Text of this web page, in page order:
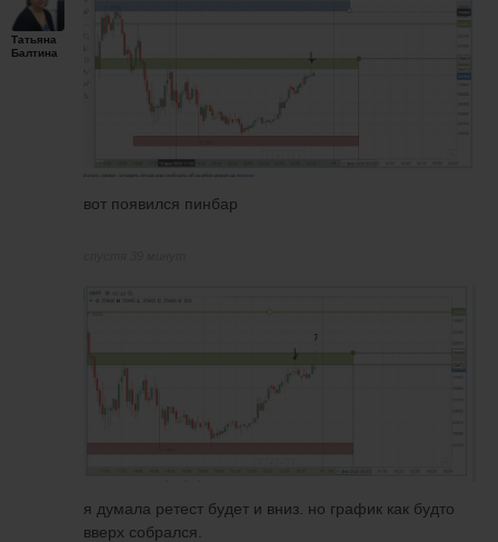
Татьяна
Балтина
вот появился пинбар
я думала ретест будет и вниз. но график как будто
вверх собрался.